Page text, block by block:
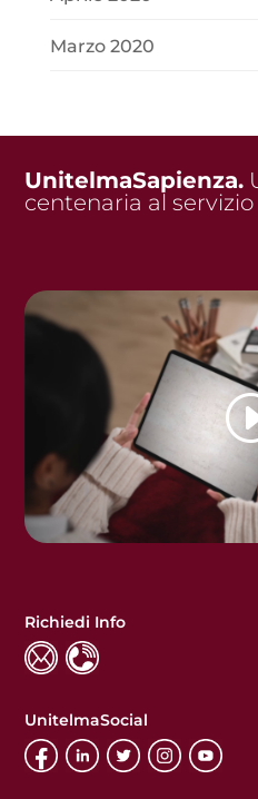
Marzo 2020
UnitelmaSapienza.
centenaria al
Richiedi Info
UnitelmaSocial